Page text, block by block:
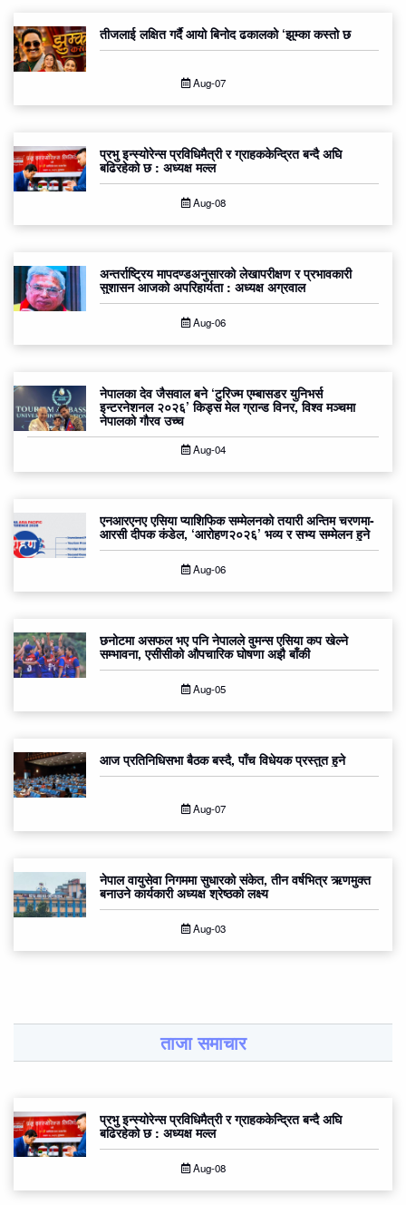
तीजलाई लक्षित गर्दै आयो बिनोद ढकालको ‘झुम्का कस्तो छ
Aug-07
प्रभु इन्स्योरेन्स प्रविधिमैत्री र ग्राहककेन्द्रित बन्दै अघि
बढिरहेको छ : अध्यक्ष मल्ल
Aug-08
अन्तर्राष्ट्रिय मापदण्डअनुसारको लेखापरीक्षण र प्रभावकारी
सुशासन आजको अपरिहार्यता : अध्यक्ष अग्रवाल
Aug-06
नेपालका देव जैसवाल बने ‘टुरिज्म एम्बासडर युनिभर्स
इन्टरनेशनल २०२६’ किड्स मेल ग्रान्ड विनर, विश्व मञ्चमा
नेपालको गौरव उच्च
Aug-04
एनआरएनए एसिया प्याशिफिक सम्मेलनको तयारी अन्तिम चरणमा-
आरसी दीपक कंडेल, ‘आरोहण२०२६’ भव्य र सभ्य सम्मेलन हुने
Aug-06
छनोटमा असफल भए पनि नेपालले वुमन्स एसिया कप खेल्ने
सम्भावना, एसीसीको औपचारिक घोषणा अझै बाँकी
Aug-05
आज प्रतिनिधिसभा बैठक बस्दै, पाँच विधेयक प्रस्तुत हुने
Aug-07
नेपाल वायुसेवा निगममा सुधारको संकेत, तीन वर्षभित्र ऋणमुक्त
बनाउने कार्यकारी अध्यक्ष श्रेष्ठको लक्ष्य
Aug-03
ताजा समाचार
प्रभु इन्स्योरेन्स प्रविधिमैत्री र ग्राहककेन्द्रित बन्दै अघि
बढिरहेको छ : अध्यक्ष मल्ल
Aug-08